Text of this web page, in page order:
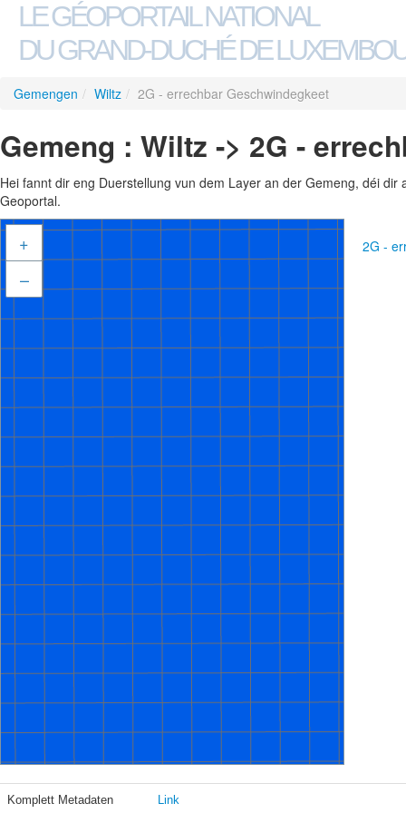
LE GÉOPORTAIL NATIONAL
DU GRAND-DUCHÉ DE
Gemengen / Wiltz / 2G - errechbar Geschwindegkeet
Gemeng : Wiltz -> 2G -
Hei fannt dir eng Duerstellung vun dem Layer an der Gemeng, déi
Geoportal.
+
–
2G -
Komplett Metadaten Link